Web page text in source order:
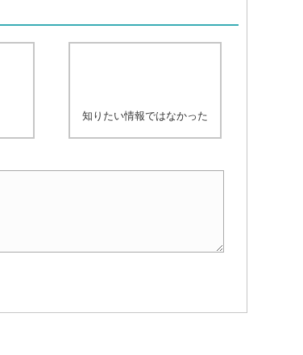
知りたい情報ではなかった